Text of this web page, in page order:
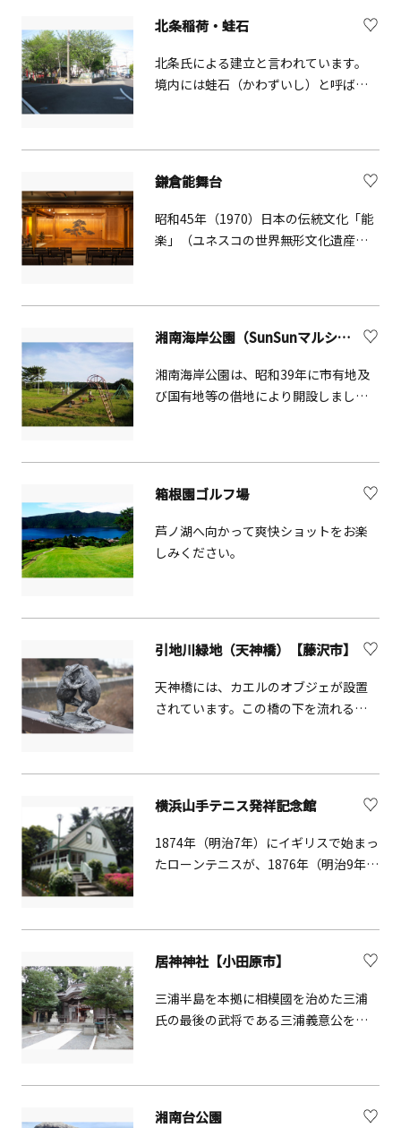
北条稲荷・蛙石
北条氏による建立と言われています。
境内には蛙石（かわずいし）と呼ばれ
鎌倉能舞台
昭和45年（1970）日本の伝統文化「能
楽」（ユネスコの世界無形文化遺産）
た。 定期公演「能を知る会&reg;」を開
催する他、貸し舞台としての利用も可
能です。能楽博物館として舞台・能
面・能装束等を展示公開、新たに令和4
年から和カフェを開業しています。
湘南海岸公園（SunSunマルシェ開催場所）
湘南海岸公園は、昭和39年に市有地及
び国有地等の借地により開設しまし
して整備されたボードウォークを利用
し、湘南ひらつかビ-チセンタ-を開設し
ています。 ※県立湘南海岸公園の名称
で藤沢市の鵠沼海岸にもあるので混同
注意。※
箱根園ゴルフ場
芦ノ湖へ向かって爽快ショットをお楽
しみください。
引地川緑地（天神橋）【藤沢市】
天神橋には、カエルのオブジェが設置
されています。この橋の下を流れる引
横浜山手テニス発祥記念館
1874年（明治7年）にイギリスで始まっ
たローンテニスが、1876年（明治9年）
（平成10年）テニスの発祥の地を記念
して建てられたのが「横浜山手 テニス
発祥記念館」です。テニスウェアやラ
ケットの変遷など、テニスの歴史を展
示公開しています。
居神神社【小田原市】
三浦半島を本拠に相模國を治めた三浦
氏の最後の武将である三浦義意公をお
綱公の意向により居神大明神として祀
られたと言われています。
湘南台公園